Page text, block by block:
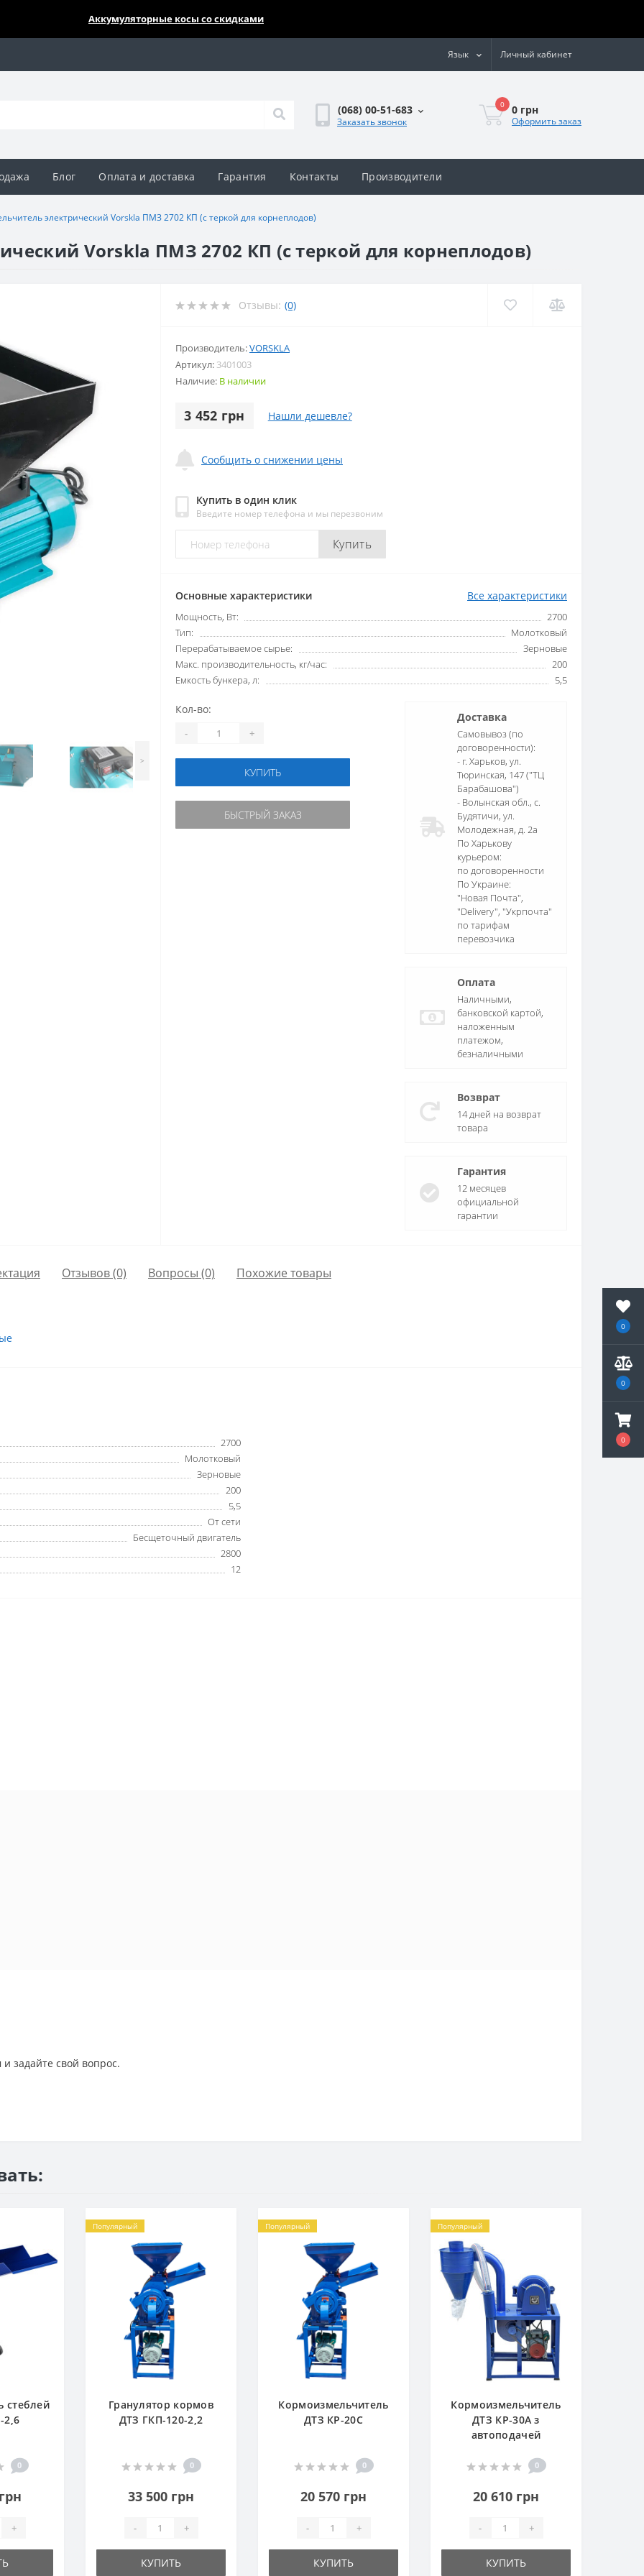
0
0
0
Аккумуляторные косы со скидками
Язык Личный кабинет
(068) 00-51-683
Заказать звонок
0 0 грн
Оформить заказ
Блог Оплата и доставка Гарантия Контакты Производители
электрический Vorskla ПМЗ 2702 КП (с теркой для корнеплодов)
Vorskla ПМЗ 2702 КП (с теркой для корнеплодов)
>
Отзывы: (0)
Производитель:VORSKLA
Артикул: 3401003
Наличие: В наличии
3 452 грн Нашли дешевле?
Сообщить о снижении цены
Купить в один клик
Введите номер телефона и мы перезвоним
Купить
Основные характеристики Все характеристики
Мощность, Вт:
2700
Тип:
Молотковый
Перерабатываемое сырье:
Зерновые
Макс. производительность, кг/час:
200
Емкость бункера, л:
5,5
Кол-во:
- +
КУПИТЬ
БЫСТРЫЙ ЗАКАЗ
Доставка
Самовывоз (по
договоренности):
- г. Харьков, ул.
Тюринская, 147 ("ТЦ
Барабашова")
- Волынская обл., c.
Будятичи, ул.
Молодежная, д. 2а
По Харькову
курьером:
по договоренности
По Украине:
"Новая Почта",
"Delivery", "Укрпочта"
по тарифам
перевозчика
Оплата
Наличными,
банковской картой,
наложенным
платежом,
безналичными
Возврат
14 дней на возврат
товара
Гарантия
12 месяцев
официальной
гарантии
Отзывов (0) Вопросы (0) Похожие товары
2700
Молотковый
Зерновые
200
5,5
От сети
Бесщеточный двигатель
2800
12
задайте свой вопрос.
стеблей
2,6
0
+
Популярный
Гранулятор кормов
ДТЗ ГКП-120-2,2
0
33 500 грн
- +
КУПИТЬ
Популярный
Кормоизмельчитель
ДТЗ КР-20С
0
20 570 грн
- +
КУПИТЬ
Популярный
Кормоизмельчитель
ДТЗ КР-30A з
автоподачей
0
20 610 грн
- +
КУПИТЬ